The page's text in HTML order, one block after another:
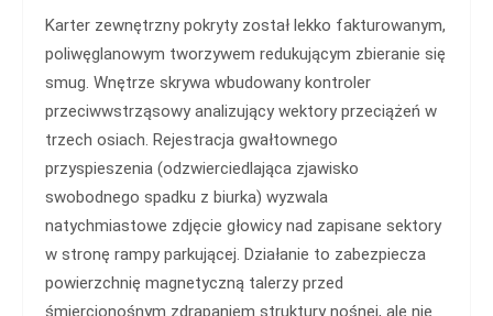
Karter zewnętrzny pokryty został lekko fakturowanym,
poliwęglanowym tworzywem redukującym zbieranie się
smug. Wnętrze skrywa wbudowany kontroler
przeciwwstrząsowy analizujący wektory przeciążeń w
trzech osiach. Rejestracja gwałtownego
przyspieszenia (odzwierciedlająca zjawisko
swobodnego spadku z biurka) wyzwala
natychmiastowe zdjęcie głowicy nad zapisane sektory
w stronę rampy parkującej. Działanie to zabezpiecza
powierzchnię magnetyczną talerzy przed
śmiercionośnym zdrapaniem struktury nośnej, ale nie